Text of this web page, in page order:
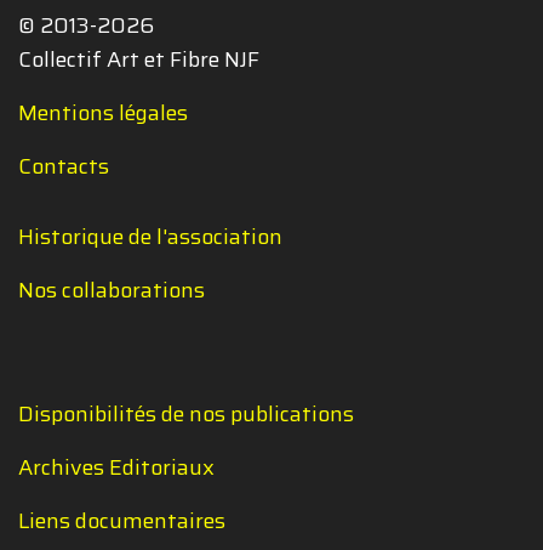
© 2013-2026
Collectif Art et Fibre NJF
Mentions légales
Contacts
Historique de l'association
Nos collaborations
Disponibilités de nos publications
Archives Editoriaux
Liens documentaires